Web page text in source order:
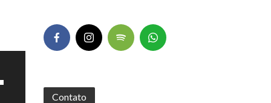
Contato